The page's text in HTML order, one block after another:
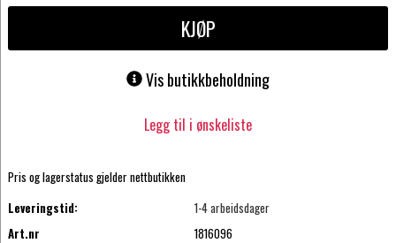
KJØP
Vis butikkbeholdning
Legg til i ønskeliste
Pris og lagerstatus gjelder nettbutikken
Leveringstid:
1-4 arbeidsdager
Art.nr
1816096